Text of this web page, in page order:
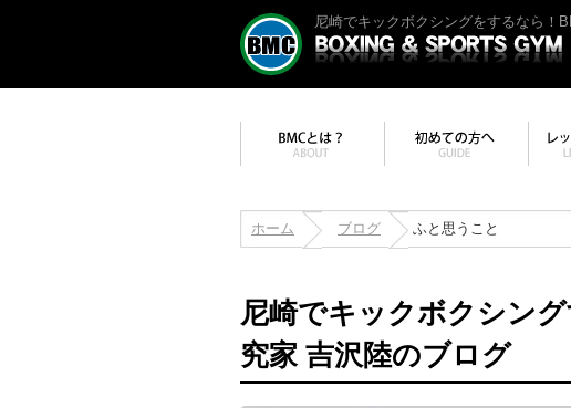
尼崎でキックボクシングをするなら！
ホーム ブログ ふと思うこと
尼崎でキックボクシン
究家 吉沢陸のブログ